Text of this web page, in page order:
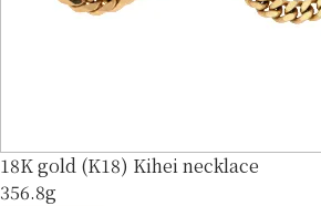
18K gold (K18) Kihei necklace
356.8g